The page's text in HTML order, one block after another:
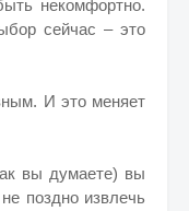
некомфортно.
сейчас – это
И это меняет
вы думаете) вы
поздно извлечь